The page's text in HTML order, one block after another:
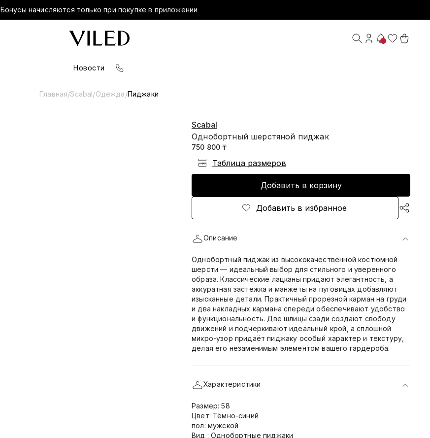
Бонусы начисляются только при покупке в приложении
Новости
Главная/Scabal/Одежда/Пиджаки
Scabal
Однобортный шерстяной пиджак
750 800 ₸
Таблица размеров
Добавить в корзину
Добавить в избранное
Описание
Однобортный пиджак из высококачественной костюмной
шерсти — идеальный выбор для стильного и уверенного
образа. Классические лацканы придают элегантность, а
аккуратная застежка и манжеты на пуговицах добавляют
изысканные детали. Практичный прорезной карман на груди
и два накладных кармана спереди обеспечивают удобство
и функциональность. Две шлицы сзади создают свободу
движений и подчеркивают идеальный крой, а сплошной
микро-узор придаёт пиджаку особый характер и текстуру,
делая его незаменимым элементом вашего гардероба.
Характеристики
Размер: 58
Цвет: Тёмно-синий
пол: мужской
Вид : Однобортные пиджаки